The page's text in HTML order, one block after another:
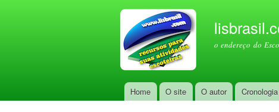
o endereço do
Menu principal
Home O site O autor